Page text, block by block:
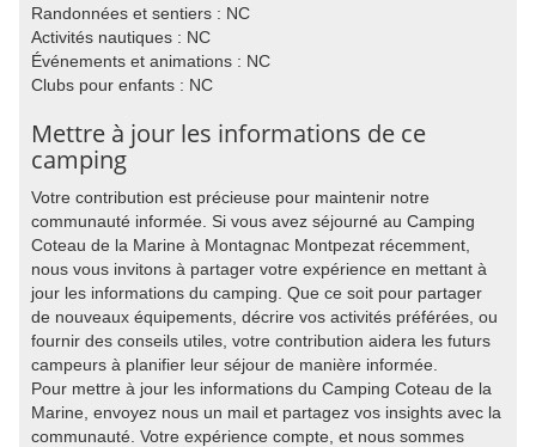
Randonnées et sentiers : NC
Activités nautiques : NC
Événements et animations : NC
Clubs pour enfants : NC
Mettre à jour les informations de ce
camping
Votre contribution est précieuse pour maintenir notre
communauté informée. Si vous avez séjourné au Camping
Coteau de la Marine à Montagnac Montpezat récemment,
nous vous invitons à partager votre expérience en mettant à
jour les informations du camping. Que ce soit pour partager
de nouveaux équipements, décrire vos activités préférées, ou
fournir des conseils utiles, votre contribution aidera les futurs
campeurs à planifier leur séjour de manière informée.
Pour mettre à jour les informations du Camping Coteau de la
Marine, envoyez nous un mail et partagez vos insights avec la
communauté. Votre expérience compte, et nous sommes